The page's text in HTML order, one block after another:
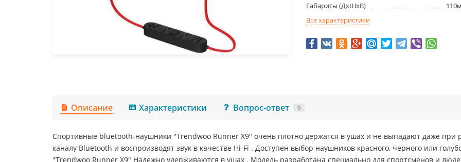
Габариты (ДxШxВ)
Все характеристики
Описание Характеристики Вопрос-ответ 0
Спортивные bluetooth-наушники "Trendwoo Runner X9" очень плотно держатся в ушах и не выпадают даже при
каналу Bluetooth и воспроизводят звук в качестве Hi-Fi . Доступен выбор наушников красного, черного или
"Trendwoo Runner X9" Надежно удерживаются в ушах . Модель разработана специально для спортсменов и